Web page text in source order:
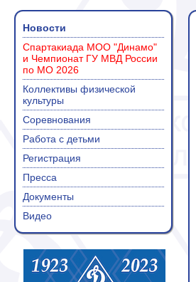
Новости
Спартакиада МОО "Динамо"
и Чемпионат ГУ МВД России
по МО 2026
Коллективы физической
культуры
Соревнования
Работа с детьми
Регистрация
Пресса
Документы
Видео